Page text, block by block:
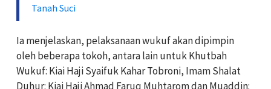
Tanah Suci
Ia menjelaskan, pelaksanaan wukuf akan dipimpin
oleh beberapa tokoh, antara lain untuk Khutbah
Wukuf: Kiai Haji Syaifuk Kahar Tobroni, Imam Shalat
Duhur: Kiai Haji Ahmad Faruq Muhtarom dan Muaddin: